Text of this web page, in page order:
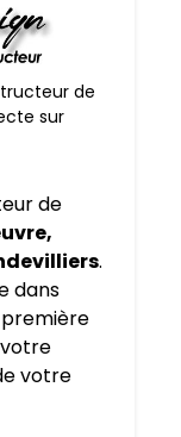
de
sur
de
.
dans
votre
votre